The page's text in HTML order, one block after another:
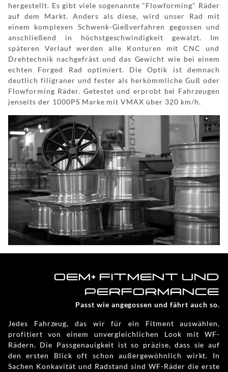
hergestellt. Es gibt viele sogenannte "Flowforming" Räder
auf dem Markt. Anders als diese, wird unser Rad mit
einem komplexen Schwenk-Gießverfahren gegossen und
anschließend in höchstgeschwindigkeit gewalzt. Im
späteren Verlauf werden alle Konturen mit CNC und
Drehtechnik nachgefräst und das Gewicht wie bei einem
echten Forged Rad optimiert. Die Optik ist demnach
deutlich filigraner und fester als herkömmliche Guß oder
Flowforming Räder. Getestet und erprobt bei Fahrzeugen
jenseits der 1000PS Marke mit VMAX über 320 km/h.
OEM+ FITMENT UND
PERFORMANCE
Passt wie angegossen und fährt auch so.
Jedes Fahrzeug, das wir für ein Fitment auswählen,
profitiert von einem unvergleichlichen Look mit WF-
Rädern. Die Passgenauigkeit ist so präzise, dass sie auf
den ersten Blick oft schon außergewöhnlich wirkt. In
Sachen Konkavität und Radstand sind WF-Räder die erste